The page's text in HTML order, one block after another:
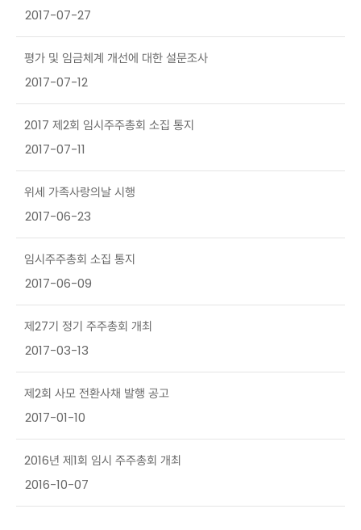
2017-07-27
평가 및 임금체계 개선에 대한 설문조사
2017-07-12
2017 제2회 임시주주총회 소집 통지
2017-07-11
위세 가족사랑의날 시행
2017-06-23
임시주주총회 소집 통지
2017-06-09
제27기 정기 주주총회 개최
2017-03-13
제2회 사모 전환사채 발행 공고
2017-01-10
2016년 제1회 임시 주주총회 개최
2016-10-07